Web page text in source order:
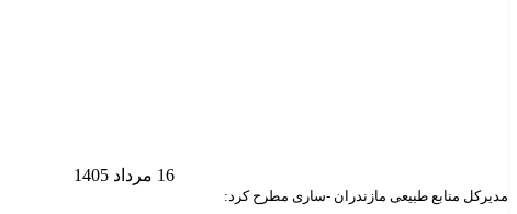
16 مرداد 1405
مدیرکل منابع طبیعی مازندران -ساری مطرح کرد: